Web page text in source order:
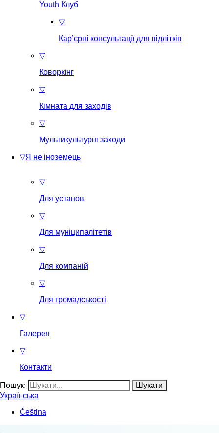
Youth Клуб
▽
Кар’єрні консультації для підлітків
▽
Коворкінг
▽
Кімната для заходів
▽
Мультикультурні заходи
▽Я не іноземець
▽
Для установ
▽
Для муніципалітетів
▽
Для компаній
▽
Для громадськості
▽
Галерея
▽
Контакти
Пошук:
Українська
Čeština